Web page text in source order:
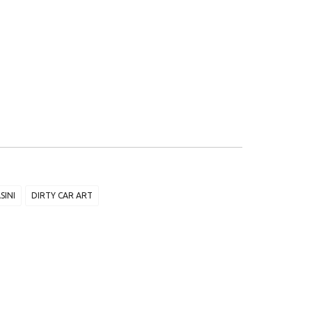
DIRTY CAR ART